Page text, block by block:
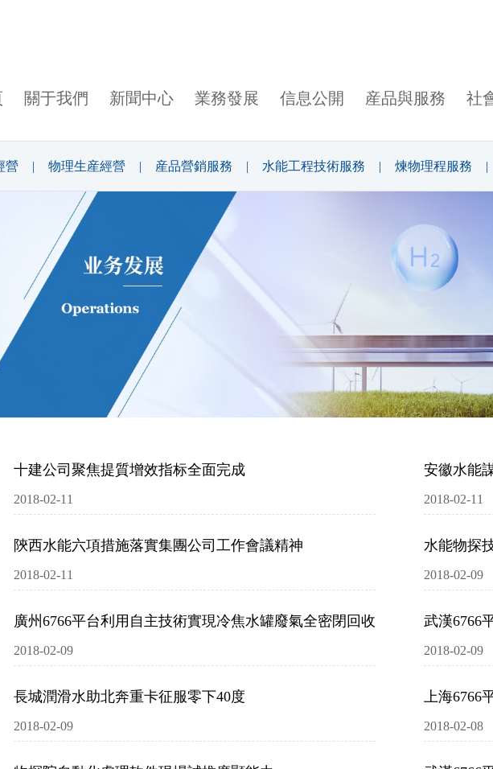
關于我們 新聞中心 業務發展 信息公開 産品與服務 社
營 | 物理生産經營 | 産品營銷服務 | 水能工程技術服務 | 煉物理程服務 |
十建公司聚焦提質增效指标全面完成
2018-02-11
安徽水能
2018-02-11
陝西水能六項措施落實集團公司工作會議精神
2018-02-11
水能物探
2018-02-09
廣州6766平台利用自主技術實現冷焦水罐廢氣全密閉回收
2018-02-09
武漢6766
2018-02-09
長城潤滑水助北奔重卡征服零下40度
2018-02-09
上海6766
2018-02-08